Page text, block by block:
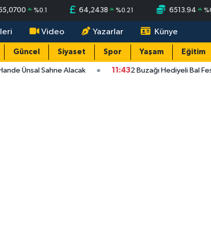
%0.1 64,2438 %0.21 6513.94 %
Video Yazarlar Künye
Güncel Siyaset Spor Yaşam Eğitim
Ünsal Sahne Alacak 11:432 Buzağı Hediyeli Bal